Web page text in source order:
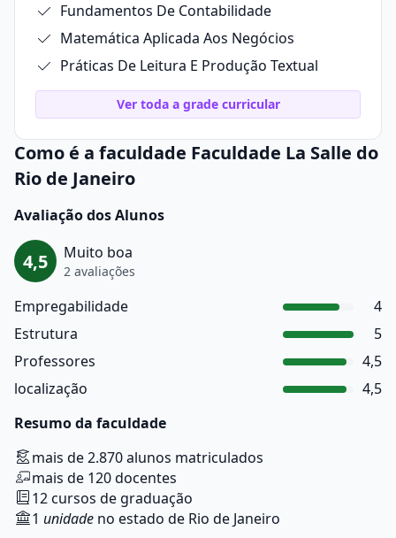
Fundamentos De Contabilidade
Matemática Aplicada Aos Negócios
Práticas De Leitura E Produção Textual
Ver toda a grade curricular
Como é a faculdade Faculdade La Salle do
Rio de Janeiro
Avaliação dos Alunos
4,5 Muito boa
2 avaliações
Empregabilidade
4
Estrutura
5
Professores
4,5
localização
4,5
Resumo da faculdade
mais de 2.870 alunos matriculados
mais de 120 docentes
12 cursos de graduação
1 unidade no estado de Rio de Janeiro